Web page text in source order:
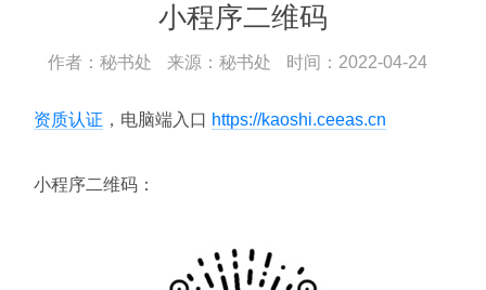
小程序二维码
作者：秘书处 来源：秘书处 时间：2022-04-24
资质认证 ，电脑端入口 https://kaoshi.ceeas.cn
小程序二维码：